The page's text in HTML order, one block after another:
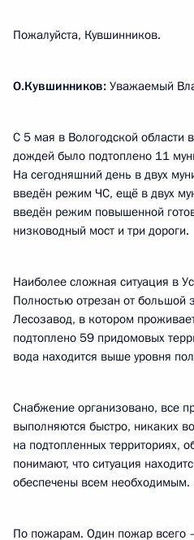
Пожалуйста, Кувшинников.
О.Кувшинников: Уважаемый
С 5 мая в Вологодской области
дождей было подтоплено 11
На сегодняшний день в двух
введён режим ЧС, ещё в двух
введён режим повышенной
низководный мост и три дороги.
Наиболее сложная ситуация в
Полностью отрезан от большой
Лесозавод, в котором
подтоплено 59 придомовых
вода находится выше уровня
Снабжение организовано, все
выполняются быстро, никаких
на подтопленных территориях,
понимают, что ситуация
обеспечены всем необходимым.
По пожарам. Один пожар всего